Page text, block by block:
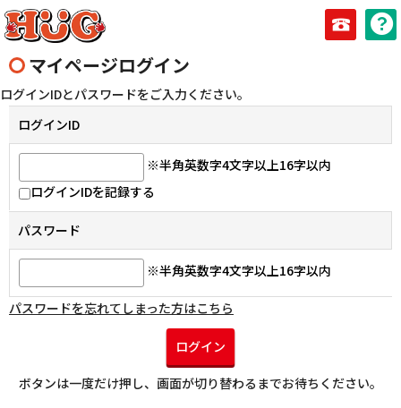
0823-
マイページログイン
ログインIDとパスワードをご入力ください。
ログインID
※半角英数字4文字以上16字以内
ログインIDを記録する
パスワード
※半角英数字4文字以上16字以内
パスワードを忘れてしまった方はこちら
ログイン
ボタンは一度だけ押し、画面が切り替わるまでお待ちください。